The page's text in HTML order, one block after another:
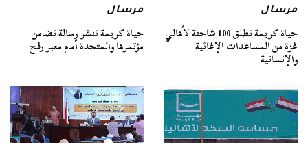
مرسال
حياة كريمة تطلق 100 شاحنة لأهالي
غزة من المساعدات الإغاثية
والإنسانية
مرسال
حياة كريمة تنشر رسالة تضامن
مؤتمرها والمتحدة أمام معبر رفح